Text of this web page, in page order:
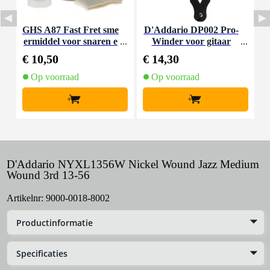
GHS A87 Fast Fret sme
ermiddel voor snaren e
€ 10,50
Op voorraad
+
D'Addario DP002 Pro-
Winder voor gitaar
€ 14,30
Op voorraad
+
D'Addario NYXL1356W Nickel Wound Jazz Medium
Wound 3rd 13-56
Artikelnr: 9000-0018-8002
Productinformatie
Specificaties